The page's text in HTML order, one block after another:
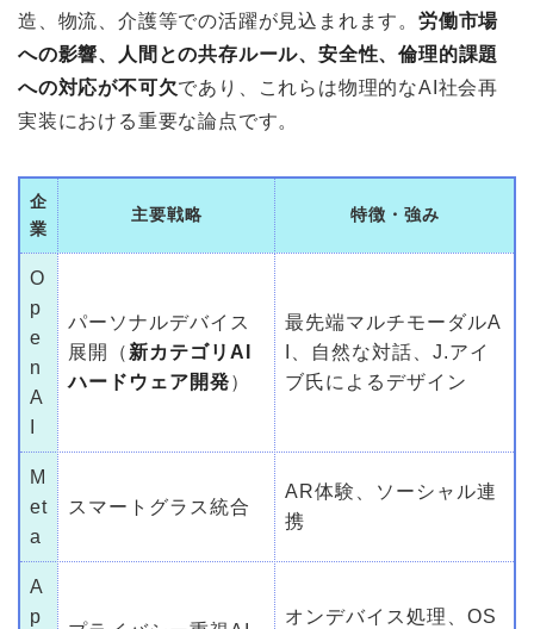
造、物流、介護等での活躍が見込まれます。 労働市場
への影響、人間との共存ルール、安全性、倫理的課題
への対応が不可欠であり、これらは物理的なAI社会再
実装における重要な論点です。
企
業
主要戦略 特徴・強み
O
p
e
n
A
パーソナルデバイス
展開（ 新カテゴリAI
ハードウェア開発）
最先端マルチモーダルA
I、自然な対話、J.アイ
ブ氏によるデザイン
M
et
a
スマートグラス統合
AR体験、ソーシャル連
携
A
p
オンデバイス処理、OS